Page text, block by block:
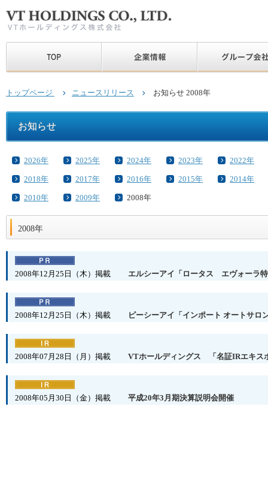
トップページ ニュースリリース お知らせ 2008年
お知らせ
2026年 2025年 2024年 2023年 2022年
2018年 2017年 2016年 2015年 2014年
2010年 2009年 2008年
2008年
2008年12月25日（木）掲載 エルシーアイ「ロータス エヴォーラ
2008年12月25日（木）掲載 ピーシーアイ「インポート オートサ
2008年07月28日（月）掲載 VTホールディングス 「名証IRエキス
2008年05月30日（金）掲載 平成20年3月期決算説明会開催